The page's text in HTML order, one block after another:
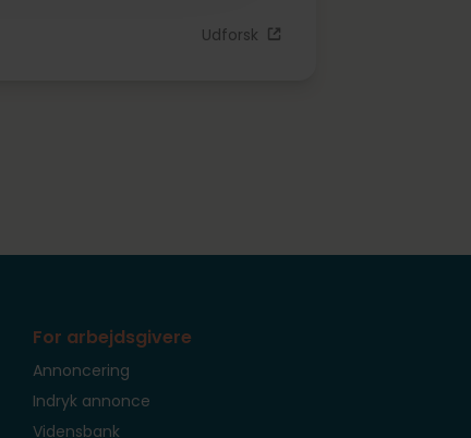
Udforsk
For arbejdsgivere
Annoncering
Indryk annonce
Vidensbank